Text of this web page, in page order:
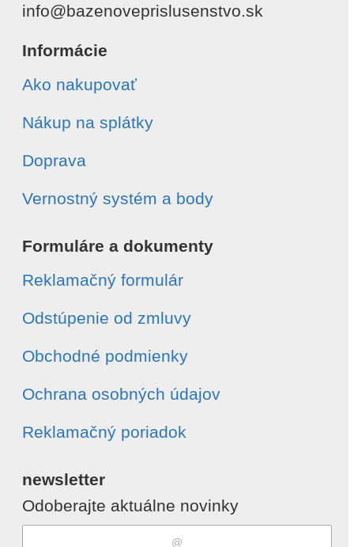
info@bazenoveprislusenstvo.sk
Informácie
Ako nakupovať
Nákup na splátky
Doprava
Vernostný systém a body
Formuláre a dokumenty
Reklamačný formulár
Odstúpenie od zmluvy
Obchodné podmienky
Ochrana osobných údajov
Reklamačný poriadok
newsletter
Odoberajte aktuálne novinky